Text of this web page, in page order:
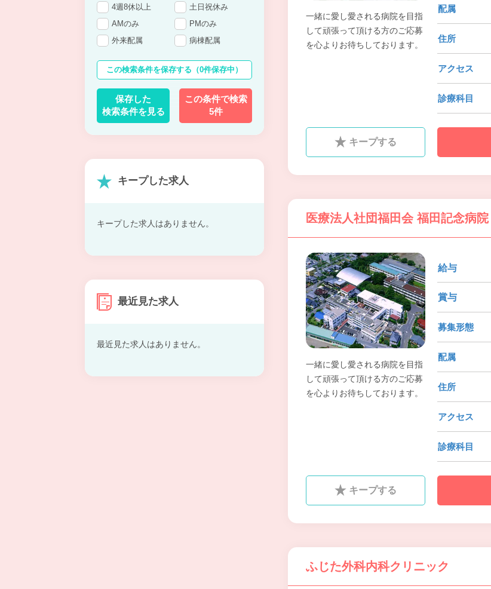
一緒に愛し愛される病院を目指
して頑張って頂ける方のご応募
を心よりお待ちしております。
配属
住所
アクセス
診療科目
キープする
医療法人社団福田会 福田記念病院
一緒に愛し愛される病院を目指
して頑張って頂ける方のご応募
を心よりお待ちしております。
給与
賞与
募集形態
配属
住所
アクセス
診療科目
キープする
ふじた外科内科クリニック
4週8休以上
土日祝休み
AMのみ
PMのみ
外来配属
病棟配属
この検索条件を保存する （0件保存中）
保存した
検索条件を見る
この条件で検索
5件
キープした求人
キープした求人はありません。
最近見た求人
最近見た求人はありません。